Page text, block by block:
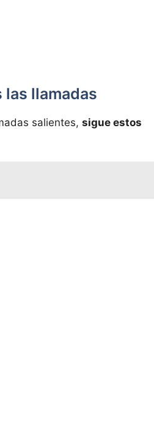
las llamadas
salientes, sigue estos